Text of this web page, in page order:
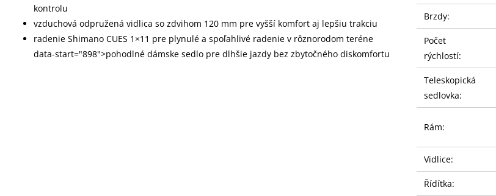
kontrolu
vzduchová odpružená vidlica so zdvihom 120 mm pre vyšší komfort aj lepšiu trakciu
radenie Shimano CUES 1×11 pre plynulé a spoľahlivé radenie v rôznorodom teréne
data-start="898">pohodlné dámske sedlo pre dlhšie jazdy bez zbytočného diskomfortu
Brzdy:
Počet
rýchlostí:
Teleskopická
sedlovka:
Rám:
Vidlice:
Řídítka: